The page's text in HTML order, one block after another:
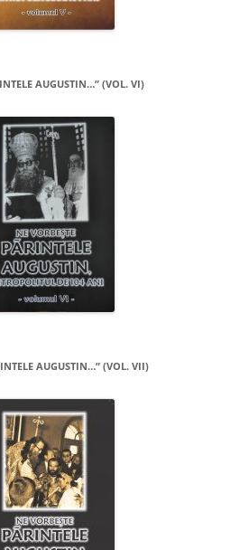
AUGUSTIN…” (VOL. VI)
AUGUSTIN…” (VOL. VII)